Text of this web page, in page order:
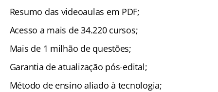
Resumo das videoaulas em PDF;
Acesso a mais de 34.220 cursos;
Mais de 1 milhão de questões;
Garantia de atualização pós-edital;
Método de ensino aliado à tecnologia;